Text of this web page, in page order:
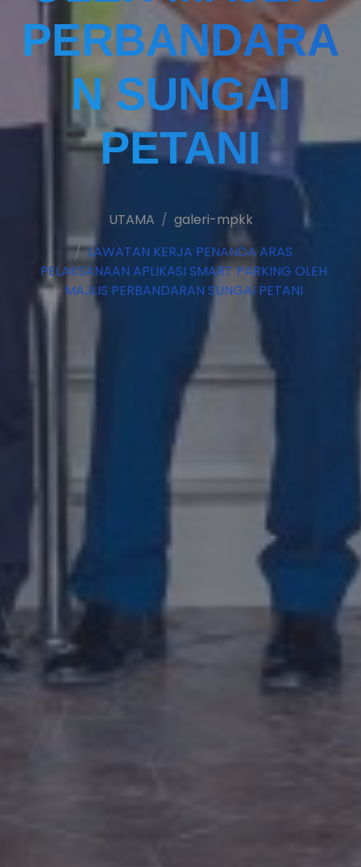
PERBANDARA
N SUNGAI
PETANI
UTAMA
galeri-mpkk
LAWATAN KERJA PENANDA ARAS
PELAKSANAAN APLIKASI SMART PARKING OLEH
MAJLIS PERBANDARAN SUNGAI PETANI